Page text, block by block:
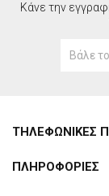
Κάνε την
ΤΗΛΕΦΩΝΙΚΕΣ
ΠΛΗΡΟΦΟΡΙΕΣ